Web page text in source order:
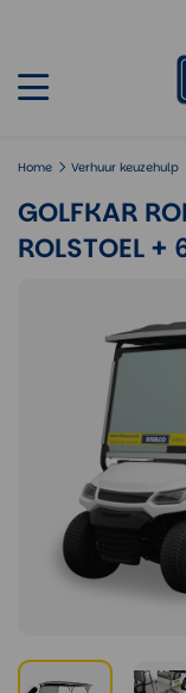
Home Verhuur keuzehulp
GOLFKAR
ROLSTOEL +
+ 6